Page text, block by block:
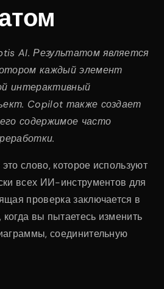
AI. Результатом является
каждый элемент
интерактивный
Copilot также создает
содержимое часто
слово, которое используют
всех ИИ-инструментов для
проверка заключается в
когда вы пытаетесь изменить
соединительную